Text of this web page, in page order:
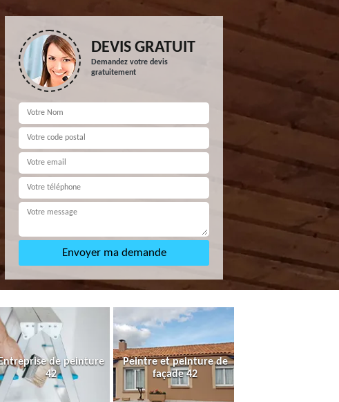
DEVIS GRATUIT
Demandez votre devis
gratuitement
de peinture
42
Peintre et peinture de
façade 42